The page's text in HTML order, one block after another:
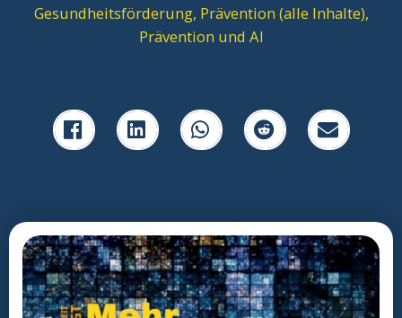
Gesundheitsförderung, Prävention (alle Inhalte),
Prävention und AI